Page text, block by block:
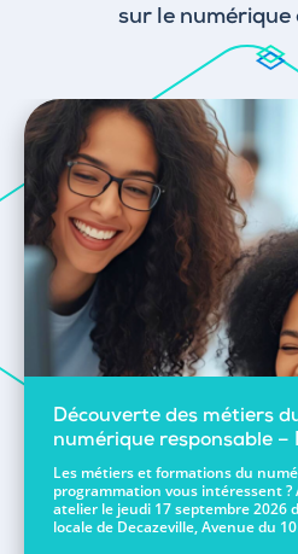
sur le numérique
Découverte des métiers
numérique responsable –
Les métiers et formations du
programmation vous intéressent ?
atelier le jeudi 17 septembre 2026
locale de Decazeville, Avenue du